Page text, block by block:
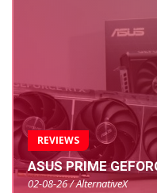
REVIEWS
ASUS PRIME
02-08-26 / AlternativeX